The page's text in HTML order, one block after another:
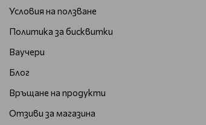
Условия на ползване
Политика за бисквитки
Ваучери
Блог
Връщане на продукти
Отзиви за магазина